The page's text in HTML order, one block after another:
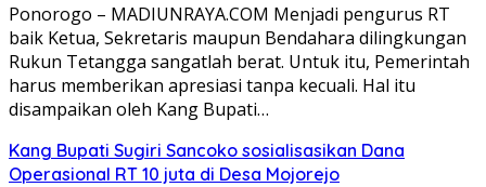
Ponorogo – MADIUNRAYA.COM Menjadi pengurus RT
baik Ketua, Sekretaris maupun Bendahara dilingkungan
Rukun Tetangga sangatlah berat. Untuk itu, Pemerintah
harus memberikan apresiasi tanpa kecuali. Hal itu
disampaikan oleh Kang Bupati…
Kang Bupati Sugiri Sancoko sosialisasikan Dana
Operasional RT 10 juta di Desa Mojorejo